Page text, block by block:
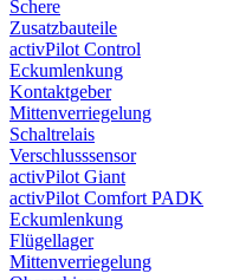
Schere
Zusatzbauteile
activPilot Control
Eckumlenkung
Kontaktgeber
Mittenverriegelung
Schaltrelais
Verschlusssensor
activPilot Giant
activPilot Comfort PADK
Eckumlenkung
Flügellager
Mittenverriegelung